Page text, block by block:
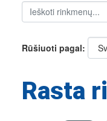
Rūšiuoti pagal
Rasta